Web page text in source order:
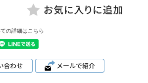
の詳細はこちら